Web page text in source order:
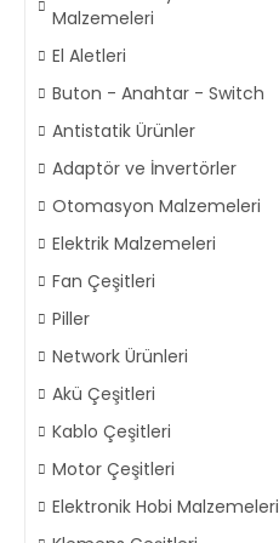
Malzemeleri
El Aletleri
Buton - Anahtar - Switch
Antistatik Ürünler
Adaptör ve İnvertörler
Otomasyon Malzemeleri
Elektrik Malzemeleri
Fan Çeşitleri
Piller
Network Ürünleri
Akü Çeşitleri
Kablo Çeşitleri
Motor Çeşitleri
Elektronik Hobi Malzemeleri